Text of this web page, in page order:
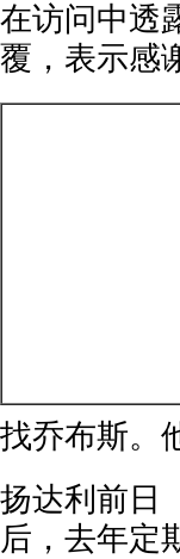
在访问中透
覆，表示感
找乔布斯。
扬达利前日
后，去年定